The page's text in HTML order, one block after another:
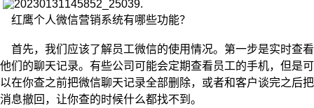
红鹰个人微信营销系统有哪些功能？
首先，我们应该了解员工微信的使用情况。第一步是实时查看
他们的聊天记录。有些公司可能会定期查看员工的手机，但是可
以在你查之前把微信聊天记录全部删除，或者和客户谈完之后把
消息撤回，让你查的时候什么都找不到。